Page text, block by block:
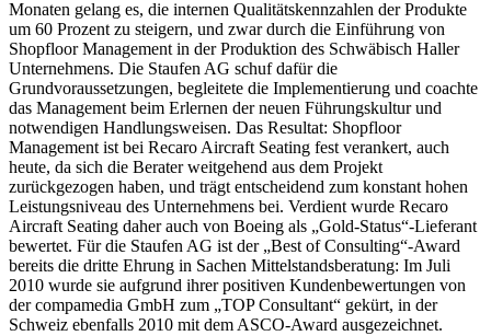
Monaten gelang es, die internen Qualitätskennzahlen der Produkte
um 60 Prozent zu steigern, und zwar durch die Einführung von
Shopfloor Management in der Produktion des Schwäbisch Haller
Unternehmens. Die Staufen AG schuf dafür die
Grundvoraussetzungen, begleitete die Implementierung und coachte
das Management beim Erlernen der neuen Führungskultur und
notwendigen Handlungsweisen. Das Resultat: Shopfloor
Management ist bei Recaro Aircraft Seating fest verankert, auch
heute, da sich die Berater weitgehend aus dem Projekt
zurückgezogen haben, und trägt entscheidend zum konstant hohen
Leistungsniveau des Unternehmens bei. Verdient wurde Recaro
Aircraft Seating daher auch von Boeing als „Gold-Status“-Lieferant
bewertet. Für die Staufen AG ist der „Best of Consulting“-Award
bereits die dritte Ehrung in Sachen Mittelstandsberatung: Im Juli
2010 wurde sie aufgrund ihrer positiven Kundenbewertungen von
der compamedia GmbH zum „TOP Consultant“ gekürt, in der
Schweiz ebenfalls 2010 mit dem ASCO-Award ausgezeichnet.